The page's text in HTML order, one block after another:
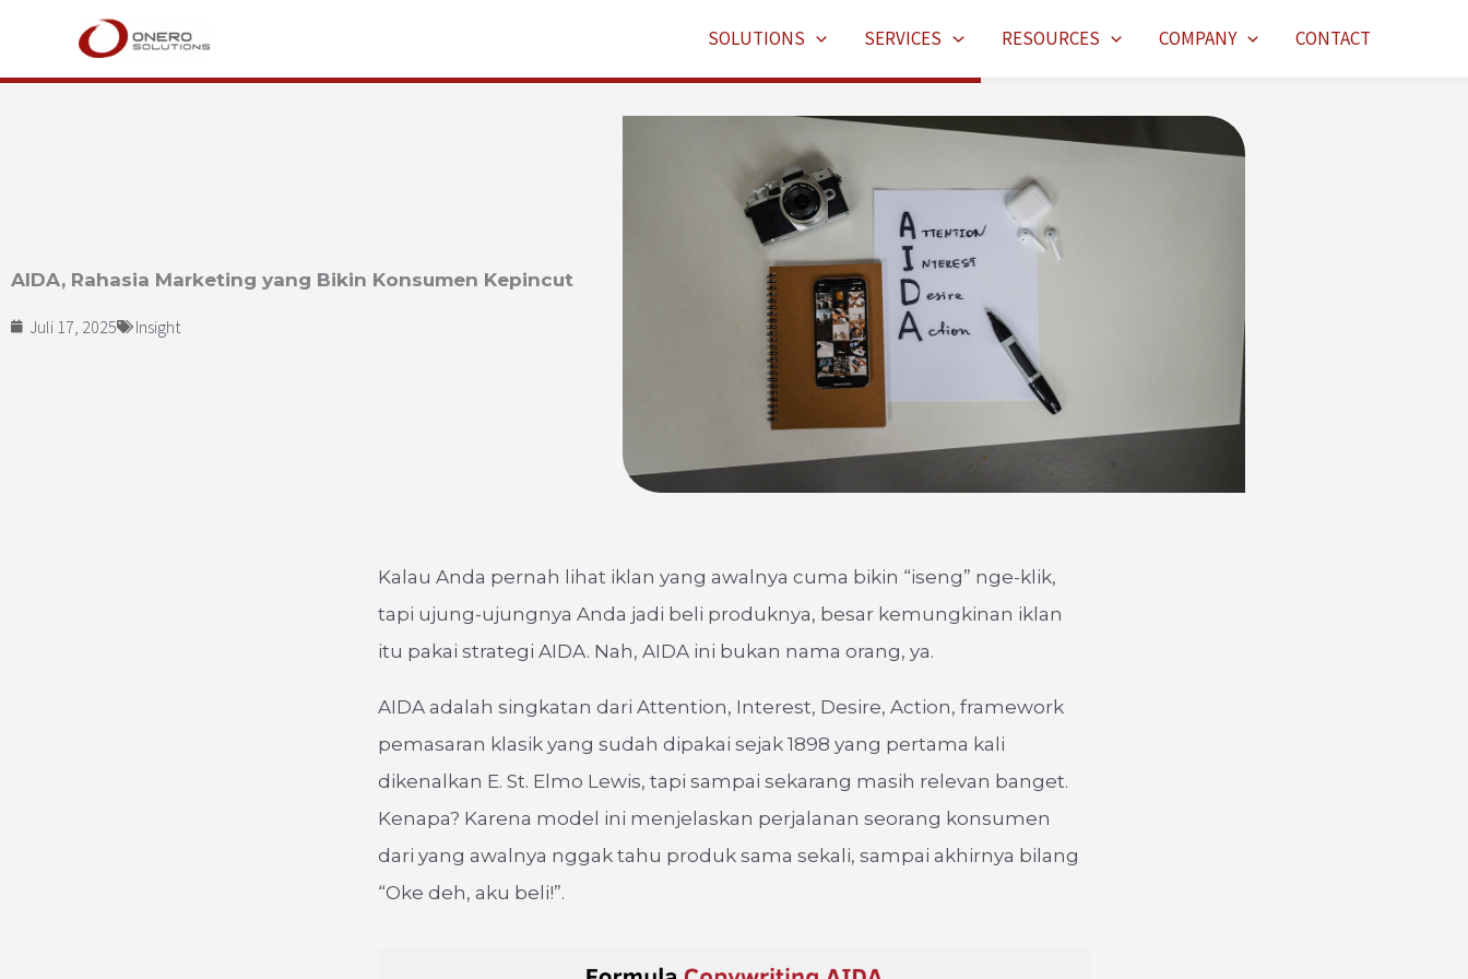
konten
SOLUTIONS SERVICES RESOURCES COMPANY CONTACT
AIDA, Rahasia Marketing yang Bikin Konsumen Kepincut
Juli 17, 2025 Insight
Kalau Anda pernah lihat iklan yang awalnya cuma bikin “iseng” nge-klik,
tapi ujung-ujungnya Anda jadi beli produknya, besar kemungkinan iklan
itu pakai strategi AIDA. Nah, AIDA ini bukan nama orang, ya.
AIDA adalah singkatan dari Attention, Interest, Desire, Action, framework
pemasaran klasik yang sudah dipakai sejak 1898 yang pertama kali
dikenalkan E. St. Elmo Lewis, tapi sampai sekarang masih relevan banget.
Kenapa? Karena model ini menjelaskan perjalanan seorang konsumen
dari yang awalnya nggak tahu produk sama sekali, sampai akhirnya bilang
“Oke deh, aku beli!”.